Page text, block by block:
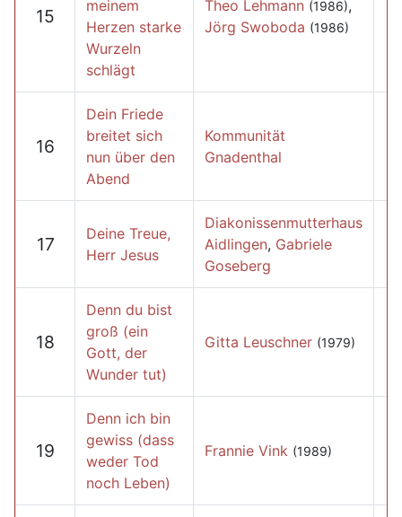
15
meinem
Herzen starke
Wurzeln
schlägt
Theo Lehmann (1986),
Jörg Swoboda (1986)
16
Dein Friede
breitet sich
nun über den
Abend
Kommunität
Gnadenthal
17
Deine Treue,
Herr Jesus
Diakonissenmutterhaus
Aidlingen, Gabriele
Goseberg
18
Denn du bist
groß (ein
Gott, der
Wunder tut)
Gitta Leuschner (1979)
19
Denn ich bin
gewiss (dass
weder Tod
noch Leben)
Frannie Vink (1989)